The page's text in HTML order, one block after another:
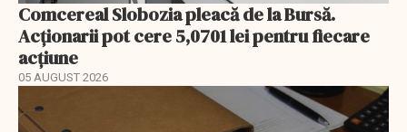
Comcereal Slobozia pleacă de la Bursă.
Acționarii pot cere 5,0701 lei pentru fiecare
acțiune
05 AUGUST 2026